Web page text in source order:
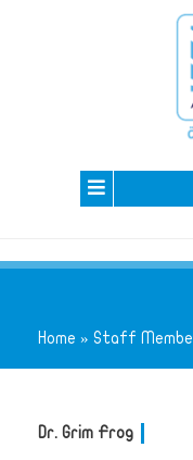
Home » Staff
Dr. Grim Frog